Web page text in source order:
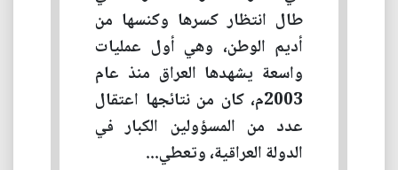
طال انتظار كسرها وكنسها من
أديم الوطن، وهي أول عمليات
واسعة يشهدها العراق منذ عام
2003م، كان من نتائجها اعتقال
عدد من المسؤولين الكبار في
الدولة العراقية، وتعطي...